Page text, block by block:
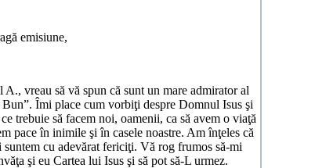
emisiune,
vreau să vă spun că sunt un mare admirator al
Îmi place cum vorbiţi despre Domnul Isus şi
trebuie să facem noi, oamenii, ca să avem o viaţă
pace în inimile şi în casele noastre. Am înţeles că
cu adevărat fericiţi. Vă rog frumos să-mi
şi eu Cartea lui Isus şi să pot să-L urmez.